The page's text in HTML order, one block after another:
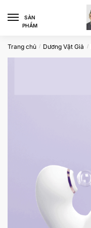
navigation
content
SÀN
PHẨM
Trang chủ / Dương Vật Giả /